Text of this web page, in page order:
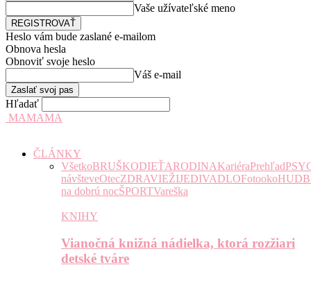
Vaše užívateľské meno
Heslo vám bude zaslané e-mailom
Obnova hesla
Obnoviť svoje heslo
Váš e-mail
Hľadať
MAMAMA
ČLÁNKY
VšetkoBRUŠKODIEŤARODINAKariéraPrehľad
návšteveOtecZDRAVIEŽIJEDIVADLOFotooko
na dobrú nocŠPORTVareška
KNIHY
Vianočná knižná nádielka, ktorá rozžiari
detské tváre